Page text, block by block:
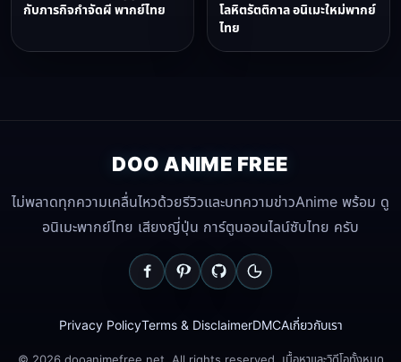
กับภารกิจกำจัดผี พากย์ไทย
โลหิตรัตติกาล อนิเมะใหม่พากย์
ไทย
DOO ANIME FREE
ไม่พลาดทุกความเคลื่นไหวด้วยรีวิวและบทความข่าวAnime พร้อม ดู
อนิเมะพากย์ไทย เสียงญี่ปุ่น การ์ตูนออนไลน์ซับไทย ครับ
Privacy PolicyTerms & DisclaimerDMCAเกี่ยวกับเรา
© 2026 dooanimefree.net. All rights reserved. เนื้อหาและวิดีโอทั้งหมด